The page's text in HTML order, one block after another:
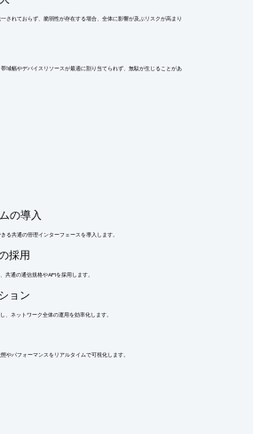
されておらず、脆弱性が存在する場合、全体に影響が及ぶリスクが高まり
域幅やデバイスリソースが最適に割り当てられず、無駄が生じることがあ
の導入
る共通の管理インターフェースを導入します。
採用
共通の通信規格やAPIを採用します。
ョン
、ネットワーク全体の運用を効率化します。
やパフォーマンスをリアルタイムで可視化します。